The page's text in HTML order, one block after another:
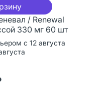
/ Renewal
330 мг 60 шт
с 12 августа